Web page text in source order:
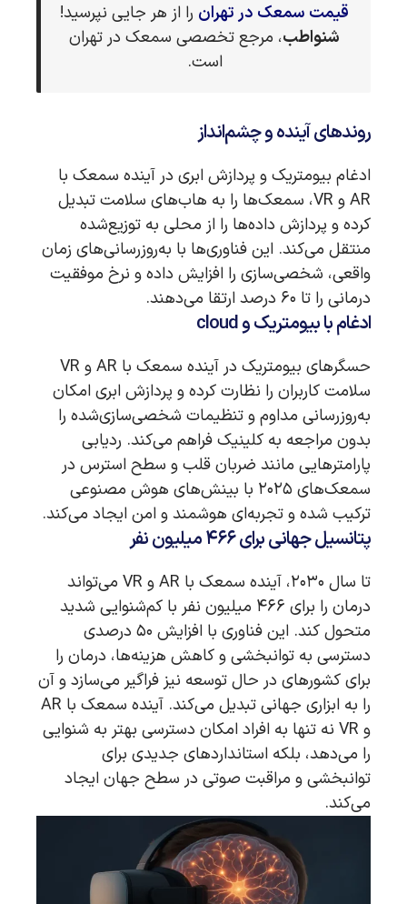
قیمت سمعک در تهران را از هر جایی نپرسید!
شنواطب، مرجع تخصصی سمعک در تهران
است.
روندهای آینده و چشم‌انداز
ادغام بیومتریک و پردازش ابری در آینده سمعک با
AR و VR، سمعک‌ها را به هاب‌های سلامت تبدیل
کرده و پردازش داده‌ها را از محلی به توزیع‌شده
منتقل می‌کند. این فناوری‌ها با به‌روزرسانی‌های زمان
واقعی، شخصی‌سازی را افزایش داده و نرخ موفقیت
درمانی را تا ۶۰ درصد ارتقا می‌دهند.
ادغام با بیومتریک و cloud
حسگرهای بیومتریک در آینده سمعک با AR و VR
سلامت کاربران را نظارت کرده و پردازش ابری امکان
به‌روزرسانی مداوم و تنظیمات شخصی‌سازی‌شده را
بدون مراجعه به کلینیک فراهم می‌کند. ردیابی
پارامترهایی مانند ضربان قلب و سطح استرس در
سمعک‌های ۲۰۲۵ با بینش‌های هوش مصنوعی
ترکیب شده و تجربه‌ای هوشمند و امن ایجاد می‌کند.
پتانسیل جهانی برای ۴۶۶ میلیون نفر
تا سال ۲۰۳۰، آینده سمعک با AR و VR می‌تواند
درمان را برای ۴۶۶ میلیون نفر با کم‌شنوایی شدید
متحول کند. این فناوری با افزایش ۵۰ درصدی
دسترسی به توانبخشی و کاهش هزینه‌ها، درمان را
برای کشورهای در حال توسعه نیز فراگیر می‌سازد و آن
را به ابزاری جهانی تبدیل می‌کند. آینده سمعک با AR
و VR نه تنها به افراد امکان دسترسی بهتر به شنوایی
را می‌دهد، بلکه استانداردهای جدیدی برای
توانبخشی و مراقبت صوتی در سطح جهان ایجاد
می‌کند.